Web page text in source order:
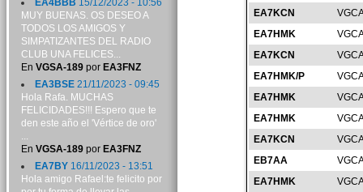
EA7KCN
EA7HMK
EA7KCN
EA7HMK/P
EA7HMK
EA7HMK
EA7KCN
EB7AA
EA7HMK
MUY BUENAS. OS DESEO A
TODOS LOS AMIGOS Y
SIMPATIZANTES DEL RADIO
CLUB UNA FELICES...
En VGSA-189por EA3FNZ
EA3BSE21/11/2023 - 09:45
Hola Rafa. MUCHAS
FELICIDADES!!! Espero que te
den este año el 'Vértice de oro'
...
En VGSA-189por EA3FNZ
EA7BY16/11/2023 - 13:51
Hola amigo Rafael:te felicito por